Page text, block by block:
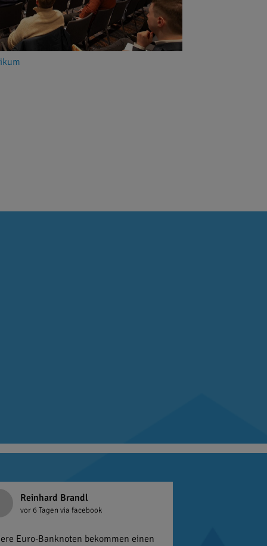
Reinhard Brandl
vor 6 Tagen via facebook
Euro-Banknoten bekommen einen